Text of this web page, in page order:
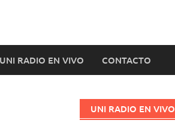
UNI RADIO EN VIVO CONTACTO
UNI RADIO EN VIVO